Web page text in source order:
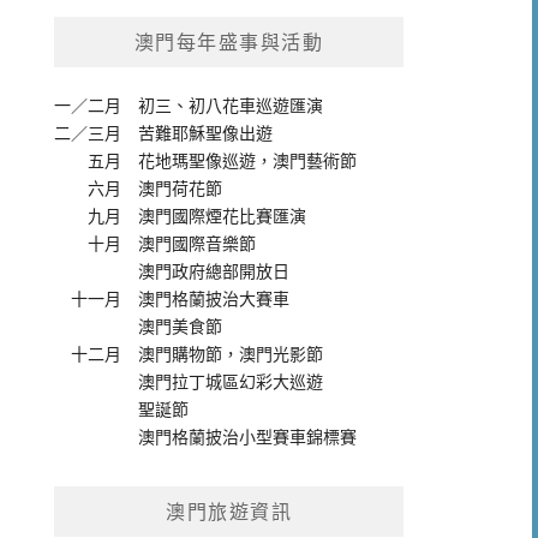
澳門每年盛事與活動
一／二月初三、初八花車巡遊匯演
二／三月苦難耶穌聖像出遊
五月花地瑪聖像巡遊 ，澳門藝術節
六月澳門荷花節
九月澳門國際煙花比賽匯演
十月澳門國際音樂節
澳門政府總部開放日
十一月澳門格蘭披治大賽車
澳門美食節
十二月澳門購物節 ，澳門光影節
澳門拉丁城區幻彩大巡遊
聖誕節
澳門格蘭披治小型賽車錦標賽
澳門旅遊資訊